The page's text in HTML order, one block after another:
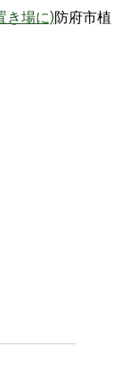
防府市植